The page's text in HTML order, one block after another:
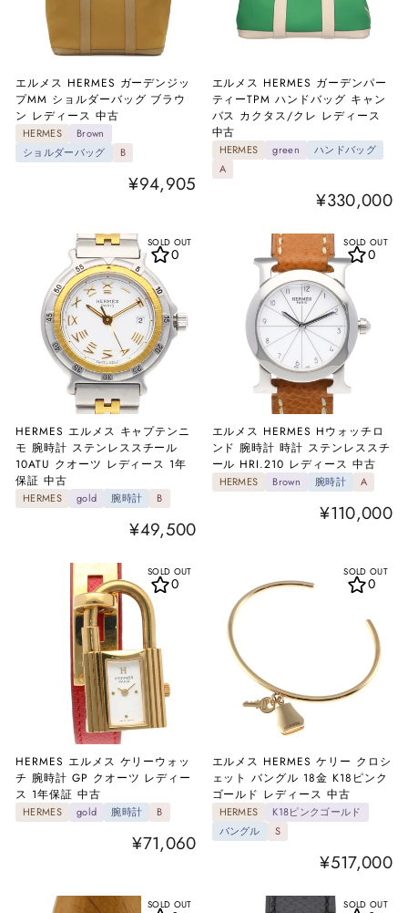
エルメス HERMES ガーデンジッ
プMM ショルダーバッグ ブラウ
ン レディース 中古
HERMES
Brown
ショルダーバッグ
B
¥94,905
エルメス HERMES ガーデンパー
ティーTPM ハンドバッグ キャン
バス カクタス/クレ レディース
中古
HERMES green
ハンドバッグ
A
¥330,000
SOLD OUT
HERMES エルメス キャプテンニ
モ 腕時計 ステンレススチール
10ATU クオーツ レディース 1年
保証 中古
HERMES gold 腕時計 B
¥49,500
0
SOLD OUT
エルメス HERMES Hウォッチロ
ンド 腕時計 時計 ステンレススチ
ール HRI.210 レディース 中古
HERMES Brown 腕時計 A
¥110,000
0
SOLD OUT
HERMES エルメス ケリーウォッ
チ 腕時計 GP クオーツ レディー
ス 1年保証 中古
HERMES gold 腕時計 B
¥71,060
0
SOLD OUT
エルメス HERMES ケリー クロシ
ェット バングル 18金 K18ピンク
ゴールド レディース 中古
HERMES
K18ピンクゴールド
バングル
S
¥517,000
0
SOLD OUT SOLD OUT